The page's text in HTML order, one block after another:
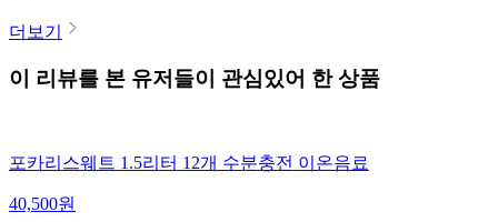
더보기
이 리뷰를 본 유저들이 관심있어 한 상품
포카리스웨트 1.5리터 12개 수분충전 이온음료
40,500원